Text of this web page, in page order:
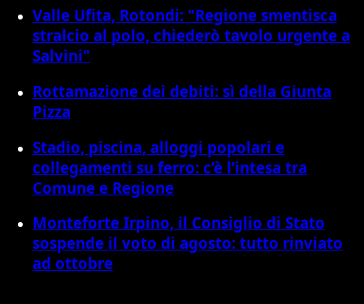
Valle Ufita, Rotondi: "Regione smentisca
stralcio al polo, chiederò tavolo urgente a
Salvini"
Rottamazione dei debiti: sì della Giunta
Pizza
Stadio, piscina, alloggi popolari e
collegamenti su ferro: c’è l’intesa tra
Comune e Regione
Monteforte Irpino, il Consiglio di Stato
sospende il voto di agosto: tutto rinviato
ad ottobre